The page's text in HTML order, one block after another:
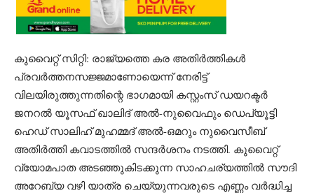
കുവൈറ്റ് സിറ്റി: രാജ്യത്തെ കര അതിർത്തികൾ
പ്രവർത്തനസജ്ജമാണോയെന്ന് നേരിട്ട്
വിലയിരുത്തുന്നതിന്റെ ഭാഗമായി കസ്റ്റംസ് ഡയറക്ടർ
ജനറൽ യൂസഫ് ഖാലിദ് അൽ-നുവൈഫും ഡെപ്യൂട്ടി
ഹെഡ് സാലിഹ് മുഹമ്മദ് അൽ-ഒമറും നുവൈസീബ്
അതിർത്തി കവാടത്തിൽ സന്ദർശനം നടത്തി. കുവൈറ്റ്
വ്യോമപാത അടഞ്ഞുകിടക്കുന്ന സാഹചര്യത്തിൽ സൗദി
അറേബ്യ വഴി യാത്ര ചെയ്യുന്നവരുടെ എണ്ണം വർദ്ധിച്ച